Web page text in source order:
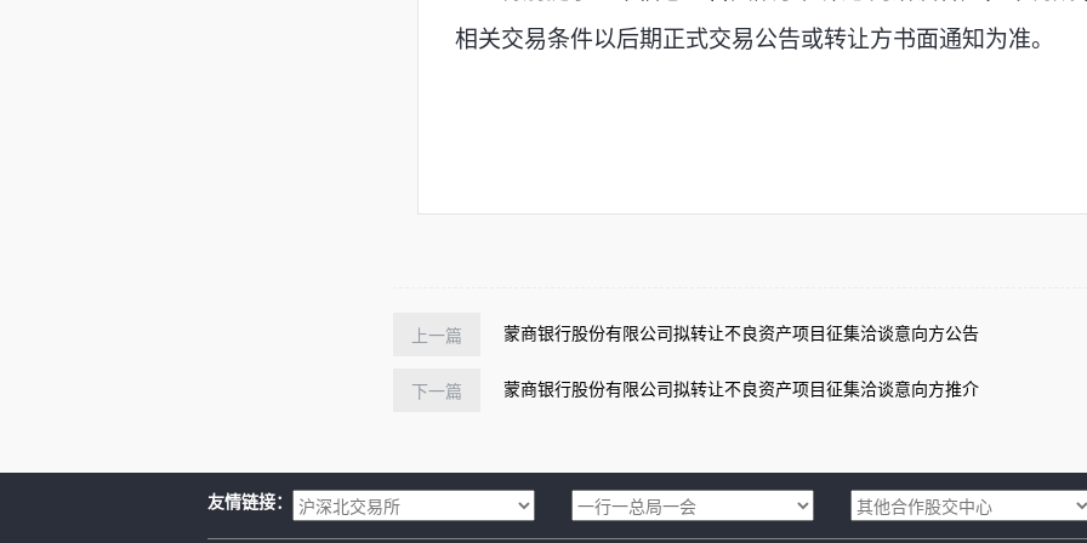
相关交易条件以后期正式交易公告或转让方书面通知为准。
上一篇 蒙商银行股份有限公司拟转让不良资产项目征集洽谈意向方公告
下一篇 蒙商银行股份有限公司拟转让不良资产项目征集洽谈意向方推介
友情链接：